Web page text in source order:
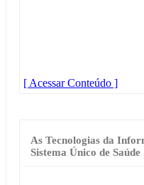
[ Acessar Conteúdo ]
As Tecnologias da
Sistema Único de Saúde